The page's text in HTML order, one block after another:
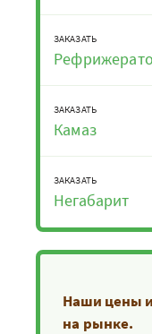
ЗАКАЗАТЬ
ЗАКАЗАТЬ
Камаз
ЗАКАЗАТЬ
Негабарит
Наши цены
на рынке.